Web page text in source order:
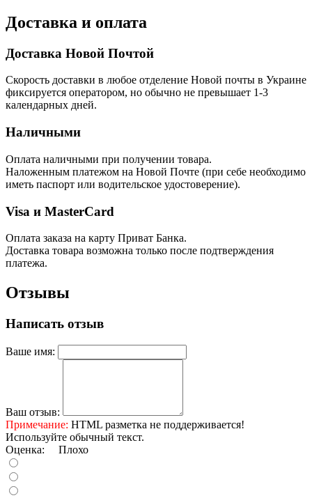
Доставка и оплата
Доставка Новой Почтой
Скорость доставки в любое отделение Новой почты в Украине
фиксируется оператором, но обычно не превышает 1-3
календарных дней.
Наличными
Оплата наличными при получении товара.
Наложенным платежом на Новой Почте (при себе необходимо
иметь паспорт или водительское удостоверение).
Visa и MasterCard
Оплата заказа на карту Приват Банка.
Доставка товара возможна только после подтверждения
платежа.
Отзывы
Написать отзыв
Ваше имя:
Ваш отзыв:
Примечание: HTML разметка не поддерживается!
Используйте обычный текст.
Оценка: Плохо